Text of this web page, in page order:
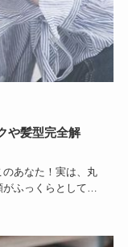
や髪型完全解
あなた！実は、丸
ふっくらとしてい